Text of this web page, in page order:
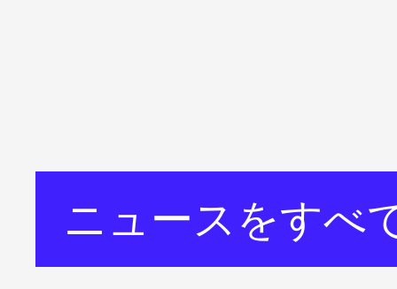
ニュースをすべ